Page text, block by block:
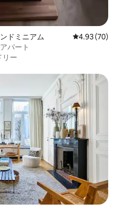
ドミニアム レビュー70
4.93 (70)
パート
リー